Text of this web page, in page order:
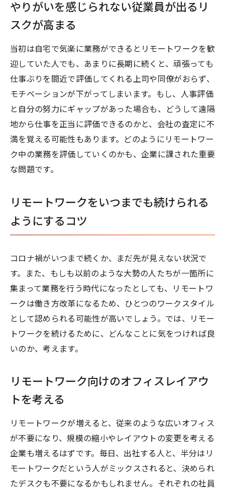
やりがいを感じられない従業員が出るリ
スクが高まる
当初は自宅で気楽に業務ができるとリモートワークを歓
迎していた人でも、あまりに長期に続くと、頑張っても
仕事ぶりを間近で評価してくれる上司や同僚がおらず、
モチベーションが下がってしまいます。もし、人事評価
と自分の努力にギャップがあった場合も、どうして遠隔
地から仕事を正当に評価できるのかと、会社の査定に不
満を覚える可能性もあります。どのようにリモートワー
ク中の業務を評価していくのかも、企業に課された重要
な問題です。
リモートワークをいつまでも続けられる
ようにするコツ
コロナ禍がいつまで続くか、まだ先が見えない状況で
す。また、もしも以前のような大勢の人たちが一箇所に
集まって業務を行う時代になったとしても、リモートワ
ークは働き方改革になるため、ひとつのワークスタイル
として認められる可能性が高いでしょう。では、リモー
トワークを続けるために、どんなことに気をつければ良
いのか、考えます。
リモートワーク向けのオフィスレイアウ
トを考える
リモートワークが増えると、従来のような広いオフィス
が不要になり、規模の縮小やレイアウトの変更を考える
企業も増えるはずです。毎日、出社する人と、半分はリ
モートワークだという人がミックスされると、決められ
たデスクも不要になるかもしれません。それぞれの社員